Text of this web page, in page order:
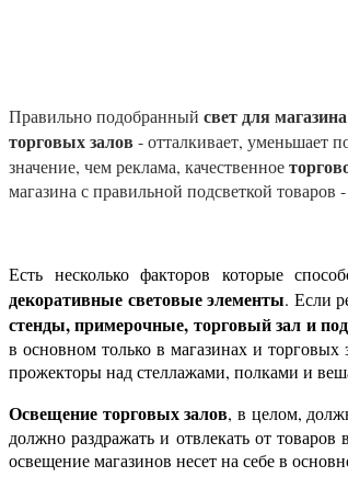
Правильно подобранный свет для магазина
торговых залов - отталкивает, уменьшает
значение, чем реклама, качественное
магазина с правильной подсветкой
Есть несколько факторов которые
декоративные световые элементы. Если
стенды, примерочные, торговый зал и
в основном только в магазинах и
прожекторы над стеллажами, полками и
Освещение торговых залов, в целом,
должно раздражать и отвлекать от
освещение магазинов несет на себе в